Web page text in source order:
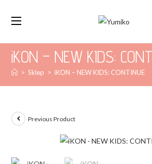
iKON – NEW KIDS:
> Sklep > iKON – NEW KIDS: CONTINUE
Previous Product